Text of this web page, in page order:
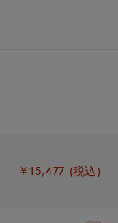
￥15,477 (税込)